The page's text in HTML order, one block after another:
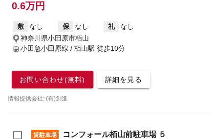
0.6万円
敷 なし 保 なし 礼
なし
神奈川県小田原市栢山
小田急小田原線 / 栢山駅 徒歩10分
お問い合わせ(無料) 詳細を見る
情報提供会社: (有)創進
貸駐車場 コンフォール栢山前駐車場 ５